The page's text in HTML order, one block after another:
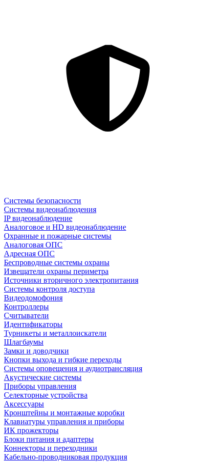
Системы безопасности
Системы видеонаблюдения
IP видеонаблюдение
Аналоговое и HD видеонаблюдение
Охранные и пожарные системы
Аналоговая ОПС
Адресная ОПС
Беспроводные системы охраны
Извещатели охраны периметра
Источники вторичного электропитания
Системы контроля доступа
Видеодомофония
Контроллеры
Считыватели
Идентификаторы
Турникеты и металлоискатели
Шлагбаумы
Замки и доводчики
Кнопки выхода и гибкие переходы
Системы оповещения и аудиотрансляция
Акустические системы
Приборы управления
Селекторные устройства
Аксессуары
Кронштейны и монтажные коробки
Клавиатуры управления и приборы
ИК прожекторы
Блоки питания и адаптеры
Коннекторы и переходники
Кабельно-проводниковая продукция